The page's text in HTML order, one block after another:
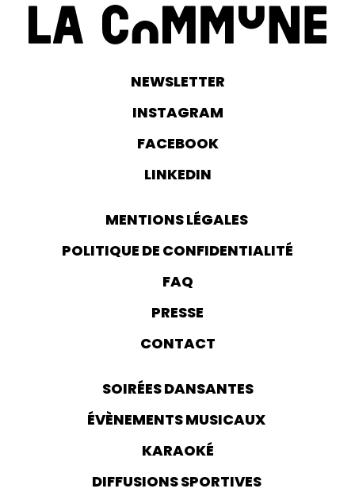
NEWSLETTER
INSTAGRAM
FACEBOOK
LINKEDIN
MENTIONS LÉGALES
POLITIQUE DE CONFIDENTIALITÉ
FAQ
PRESSE
CONTACT
SOIRÉES DANSANTES
ÉVÈNEMENTS MUSICAUX
KARAOKÉ
DIFFUSIONS SPORTIVES